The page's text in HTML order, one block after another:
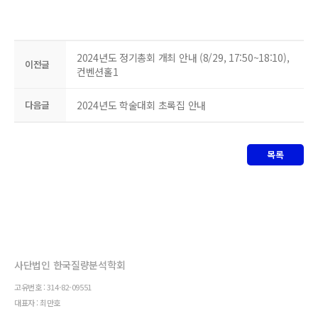
이전글
2024년도 정기총회 개최 안내 (8/29, 17:50~18:10),
컨벤션홀1
다음글 2024년도 학술대회 초록집 안내
목록
사단법인 한국질량분석학회
고유번호 : 314-82-09551
대표자 : 최만호